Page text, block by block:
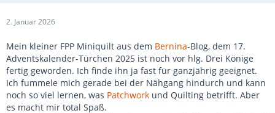
2. Januar 2026
Mein kleiner FPP Miniquilt aus dem Bernina-Blog, dem 17.
Adventskalender-Türchen 2025 ist noch vor hlg. Drei Könige
fertig geworden. Ich finde ihn ja fast für ganzjährig geeignet.
Ich fummele mich gerade bei der Nähgang hindurch und kann
noch so viel lernen, was Patchwork und Quilting betrifft. Aber
es macht mir total Spaß.